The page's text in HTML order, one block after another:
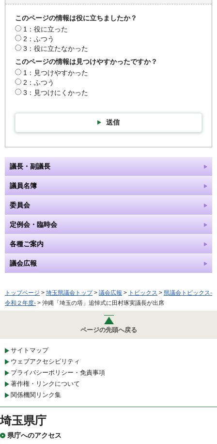
このページの情報は役に立ちましたか？
1：役に立った
2：ふつう
3：役に立たなかった
このページの情報は見つけやすかったですか？
1：見つけやすかった
2：ふつう
3：見つけにくかった
送信
議長・副議長
議員名簿
委員会
定例会・臨時会
各種ご案内
議会広報
トップページ > 埼玉県議会トップ> 議会広報 > トピックス > 県議会トピックス-
令和２年度- > 沖縄「埼玉の塔」追悼式に田村琢実議長が出席
ページの先頭へ戻る
サイトマップ
ウェブアクセシビリティ
プライバシーポリシー・免責事項
著作権・リンクについて
関係機関リンク集
埼玉県庁
県庁へのアクセス